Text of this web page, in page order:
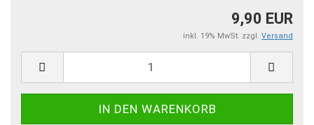
9,90 EUR
inkl. 19% MwSt. zzgl. Versand